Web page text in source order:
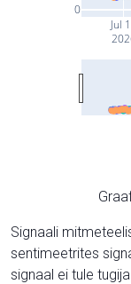
Jul
0
Signaali
sentimeetrites
signaal ei tule